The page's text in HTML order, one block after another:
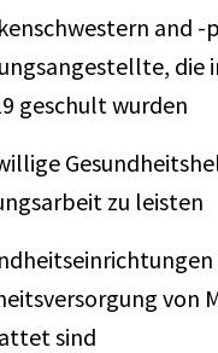
and
die
geschult wurden
zu leisten
von
sind